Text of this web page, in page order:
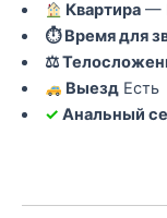
Квартира —
⏱ Время для
⚖
Выезд Есть
✓ Анальный